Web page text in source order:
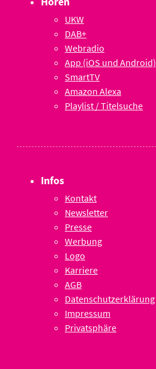
UKW
DAB+
Webradio
App (iOS und Android)
SmartTV
Amazon Alexa
Playlist / Titelsuche
Infos
Kontakt
Newsletter
Presse
Werbung
Logo
Karriere
AGB
Datenschutzerklärung
Impressum
Privatsphäre